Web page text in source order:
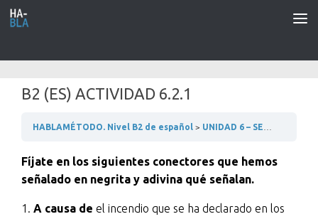
Saltar al contenido
B2 (ES) ACTIVIDAD 6.2.1
HABLAMÉTODO. Nivel B2 de español UNIDAD 6 – SERVICIOS DE PROTECCIÓN Y SEGURIDAD
Fíjate en los siguientes conectores que hemos
señalado en negrita y adivina qué señalan.
1. A causa de el incendio que se ha declarado en los